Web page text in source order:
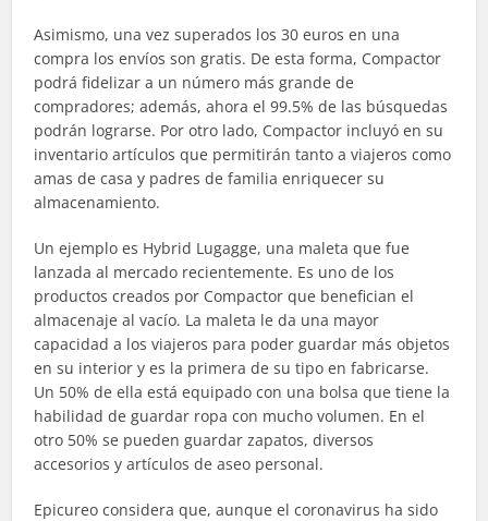
Asimismo, una vez superados los 30 euros en una
compra los envíos son gratis. De esta forma, Compactor
podrá fidelizar a un número más grande de
compradores; además, ahora el 99.5% de las búsquedas
podrán lograrse. Por otro lado, Compactor incluyó en su
inventario artículos que permitirán tanto a viajeros como
amas de casa y padres de familia enriquecer su
almacenamiento.
Un ejemplo es Hybrid Lugagge, una maleta que fue
lanzada al mercado recientemente. Es uno de los
productos creados por Compactor que benefician el
almacenaje al vacío. La maleta le da una mayor
capacidad a los viajeros para poder guardar más objetos
en su interior y es la primera de su tipo en fabricarse.
Un 50% de ella está equipado con una bolsa que tiene la
habilidad de guardar ropa con mucho volumen. En el
otro 50% se pueden guardar zapatos, diversos
accesorios y artículos de aseo personal.
Epicureo considera que, aunque el coronavirus ha sido